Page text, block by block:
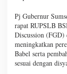
Pj Gubernur
rapat RUPSLB
Discussion (FGD)
meningkatkan
Babel serta
sesuai dengan